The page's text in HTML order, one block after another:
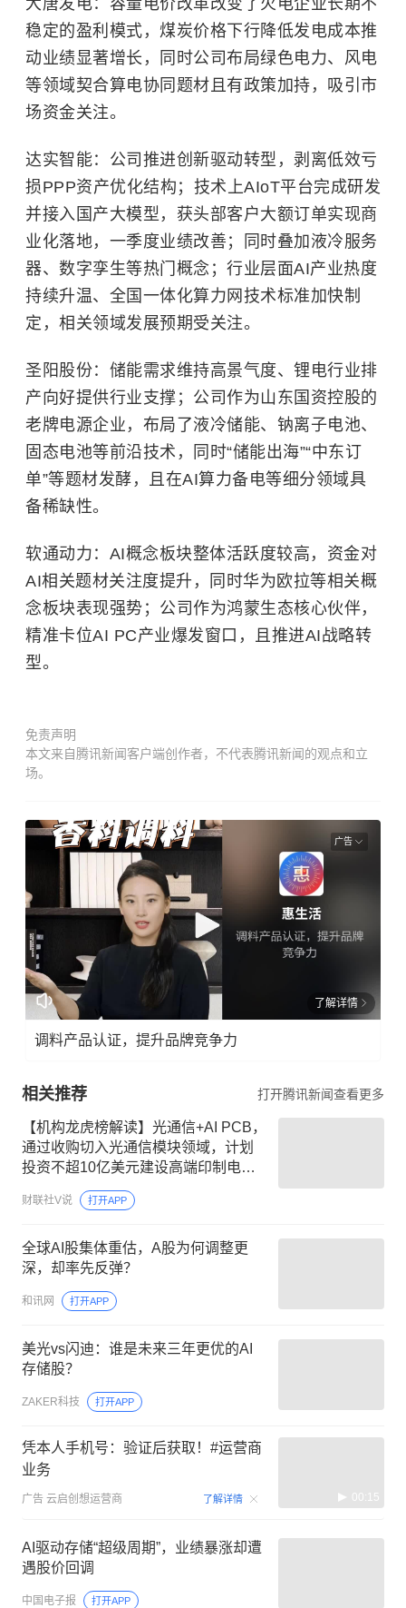
稳定的盈利模式，煤炭价格下行降低发电成本推
动业绩显著增长，同时公司布局绿色电力、风电
等领域契合算电协同题材且有政策加持，吸引市
场资金关注。
达实智能：公司推进创新驱动转型，剥离低效亏
损PPP资产优化结构；技术上AIoT平台完成研发
并接入国产大模型，获头部客户大额订单实现商
业化落地，一季度业绩改善；同时叠加液冷服务
器、数字孪生等热门概念；行业层面AI产业热度
持续升温、全国一体化算力网技术标准加快制
定，相关领域发展预期受关注。
圣阳股份：储能需求维持高景气度、锂电行业排
产向好提供行业支撑；公司作为山东国资控股的
老牌电源企业，布局了液冷储能、钠离子电池、
固态电池等前沿技术，同时“储能出海”“中东订
单”等题材发酵，且在AI算力备电等细分领域具
备稀缺性。
软通动力：AI概念板块整体活跃度较高，资金对
AI相关题材关注度提升，同时华为欧拉等相关概
念板块表现强势；公司作为鸿蒙生态核心伙伴，
精准卡位AI PC产业爆发窗口，且推进AI战略转
型。
免责声明
本文来自腾讯新闻客户端创作者，不代表腾讯新闻的观点和立
场。
广告
了解详情
调料产品认证，提升品牌竞争力
相关推荐 打开腾讯新闻查看更多
【机构龙虎榜解读】光通信+AI PCB，
通过收购切入光通信模块领域，计划
投资不超10亿美元建设高端印制电路
板项目，聚焦AI服务器等新兴场景需
求，2到3年内分批释放产能，机构大
财联社V说 打开APP
全球AI股集体重估，A股为何调整更
深，却率先反弹？
和讯网 打开APP
美光vs闪迪：谁是未来三年更优的AI
存储股？
ZAKER科技 打开APP
凭本人手机号：验证后获取！#运营商
业务
广告 云启创想运营商 了解详情 00:15
AI驱动存储“超级周期”，业绩暴涨却遭
遇股价回调
中国电子报 打开APP